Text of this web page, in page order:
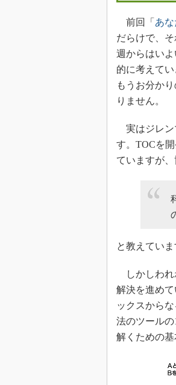
前回「 あ
だらけで、
週からはい
的に考えて
もうお分か
りません。
実はジレン
す。TOCを
ていますが、
と教えていま
しかしわれ
解決を進め
ックスから
法のツール
解くための基